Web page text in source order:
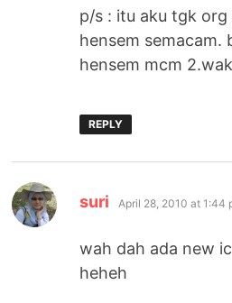
p/s : itu aku tgk
hensem semacam.
hensem mcm
REPLY
suri says:
April 28, 2010 at 1:44
wah dah ada new
heheh